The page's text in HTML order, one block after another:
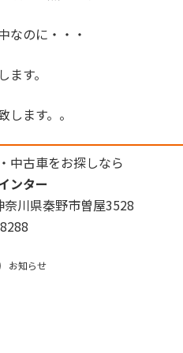
なのに・・・
す。
します。。
中古車をお探しなら
ンター
奈川県秦野市曽屋3528
お知らせ